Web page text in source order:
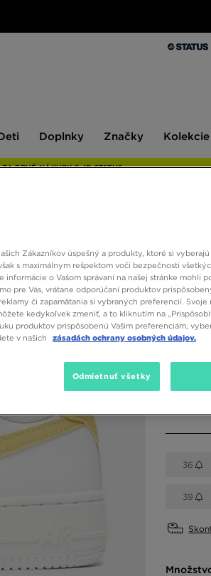
Doplnky Značky Kolekcie
ZA PRVÉ NÁKUPY S JD STATUS
NIKE
Biela
Vybrať
36
39
Zákazníkov úspešný a produkty, ktoré si vyberajú
s maximálnym rešpektom voči bezpečnosti
informácie o Vašom správaní na našej stránke mohli
pre Vás, vrátane odporúčaní produktov
či zapamätania si vybraných preferencií. Svoje
kedykoľvek zmeniť, a to kliknutím na
produktov prispôsobenú Vašim preferenciám,
v našich
zásadách ochrany osobných údajov.
Odmietnuť všetky